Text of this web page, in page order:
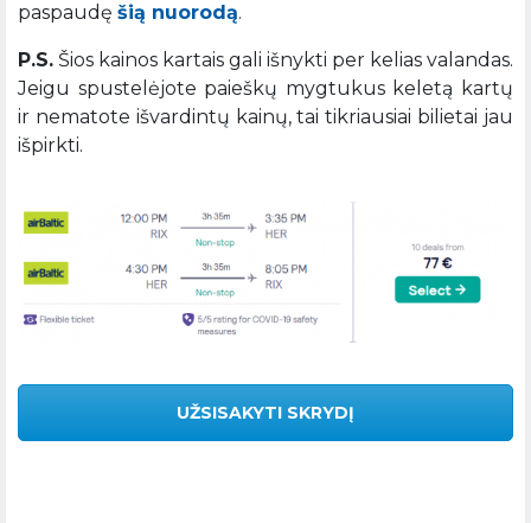
paspaudę šią nuorodą.
P.S. Šios kainos kartais gali išnykti per kelias valandas.
Jeigu spustelėjote paieškų mygtukus keletą kartų
ir nematote išvardintų kainų, tai tikriausiai bilietai jau
išpirkti.
UŽSISAKYTI SKRYDĮ